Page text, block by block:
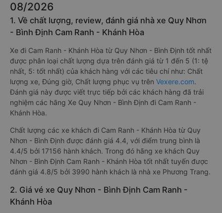
08/2026
1. Về chất lượng, review, đánh giá nhà xe Quy Nhơn
- Bình Định Cam Ranh - Khánh Hòa
Xe đi Cam Ranh - Khánh Hòa từ Quy Nhơn - Bình Định tốt nhất
được phân loại chất lượng dựa trên đánh giá từ 1 đến 5 (1: tệ
nhất, 5: tốt nhất) của khách hàng với các tiêu chí như: Chất
lượng xe, Đúng giờ, Chất lượng phục vụ trên Vexere.com.
Đánh giá này được viết trực tiếp bởi các khách hàng đã trải
nghiệm các hãng Xe Quy Nhơn - Bình Định đi Cam Ranh -
Khánh Hòa.
Chất lượng các xe khách đi Cam Ranh - Khánh Hòa từ Quy
Nhơn - Bình Định được đánh giá 4.4, với điểm trung bình là
4.4/5 bởi 17156 hành khách. Trong đó hãng xe khách Quy
Nhơn - Bình Định Cam Ranh - Khánh Hòa tốt nhất tuyến được
đánh giá 4.8/5 bởi 3990 hành khách là nhà xe Phương Trang.
2. Giá vé xe Quy Nhơn - Bình Định Cam Ranh -
Khánh Hòa